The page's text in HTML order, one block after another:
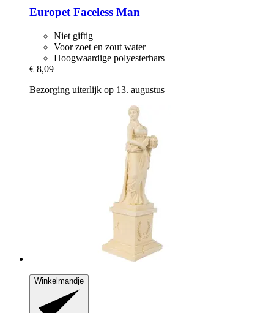
EuropetFaceless Man
Niet giftig
Voor zoet en zout water
Hoogwaardige polyesterhars
€ 8,09
Bezorging uiterlijk op 13. augustus
Winkelmandje